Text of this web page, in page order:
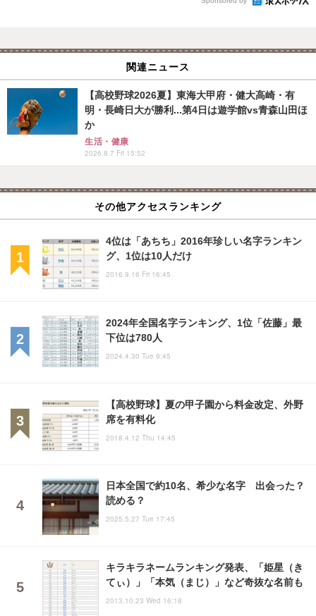
関連ニュース
【高校野球2026夏】東海大甲府・健大高崎・有
明・長崎日大が勝利...第4日は遊学館vs青森山田ほ
か
生活・健康
2026.8.7 Fri 15:52
その他アクセスランキング
4位は「あちち」2016年珍しい名字ランキン
グ、1位は10人だけ
2016.9.16 Fri 16:45
2024年全国名字ランキング、1位「佐藤」最
下位は780人
2024.4.30 Tue 9:45
【高校野球】夏の甲子園から料金改定、外野
席を有料化
2018.4.12 Thu 14:45
日本全国で約10名、希少な名字 出会った？
読める？
2025.5.27 Tue 17:45
キラキラネームランキング発表、「姫星（き
てぃ）」「本気（まじ）」など奇抜な名前も
2013.10.23 Wed 16:18